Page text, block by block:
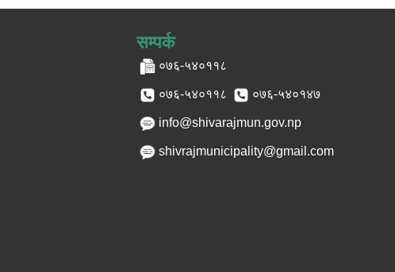
सम्पर्क
०७६-५४०११८
०७६-५४०११८ ०७६-५४०१४७
info@shivarajmun.gov.np
shivrajmunicipality@gmail.com